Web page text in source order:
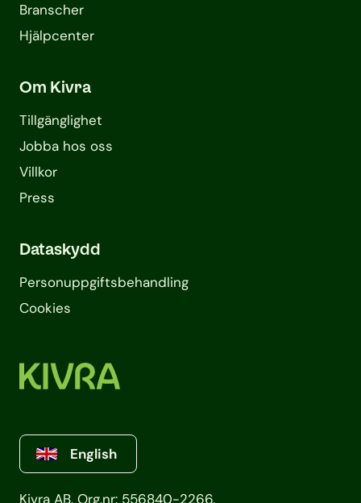
Branscher
Hjälpcenter
Om Kivra
Tillgänglighet
Jobba hos oss
Villkor
Press
Dataskydd
Personuppgifts­behandling
Cookies
Kivra AB. Org.nr: 556840-2266.
English